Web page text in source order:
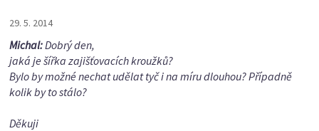
29. 5. 2014
Michal:Dobrý den,
jaká je šířka zajišťovacích kroužků?
Bylo by možné nechat udělat tyč i na míru dlouhou? Případně
kolik by to stálo?
Děkuji